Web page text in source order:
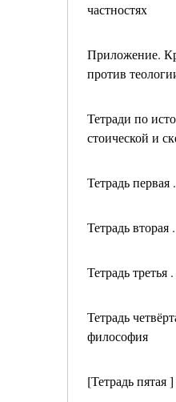
частностях
Приложение.
против
Тетради по
стоической и
Тетрадь
Тетрадь
Тетрадь
Тетрадь
философия
[Тетрадь пятая ]